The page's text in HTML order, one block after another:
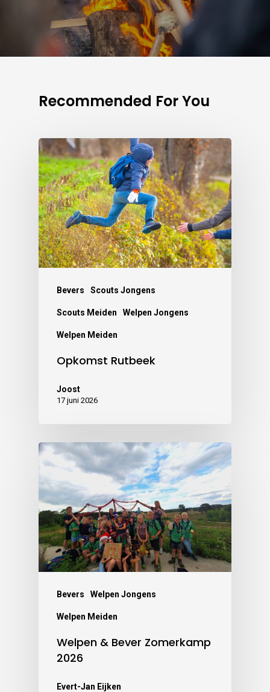
Recommended For You
Bevers Scouts Jongens
Scouts Meiden Welpen Jongens
Welpen Meiden
Opkomst Rutbeek
Joost
17 juni 2026
Bevers Welpen Jongens
Welpen Meiden
Welpen & Bever Zomerkamp
2026
Evert-Jan Eijken